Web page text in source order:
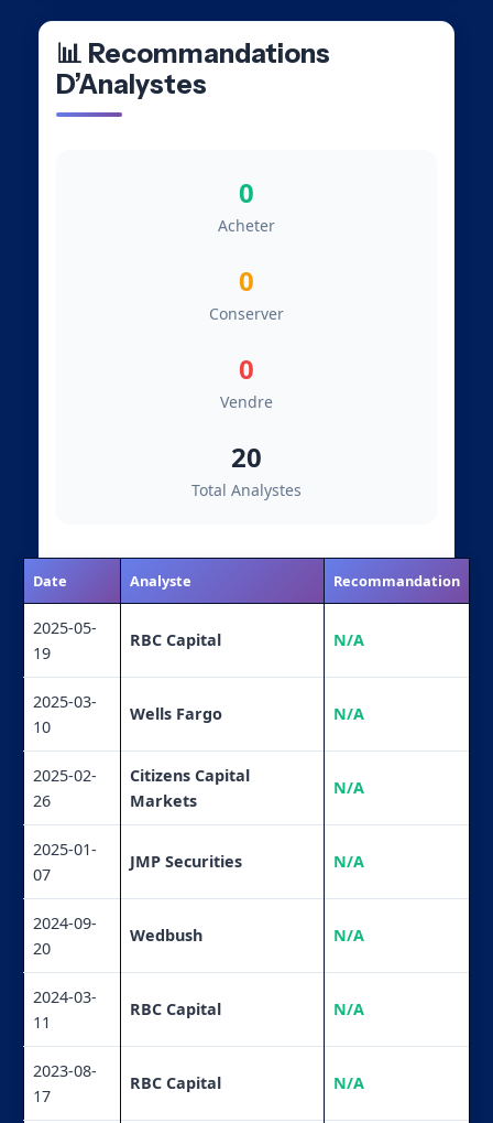
📊 Recommandations
D’Analystes
0
Acheter
0
Conserver
0
Vendre
20
Total Analystes
Date Analyste Recommandation
2025-05-
19
RBC Capital N/A
2025-03-
10
Wells Fargo N/A
2025-02-
26
Citizens Capital
Markets
N/A
2025-01-
07
JMP Securities N/A
2024-09-
20
Wedbush N/A
2024-03-
11
RBC Capital N/A
2023-08-
17
RBC Capital N/A